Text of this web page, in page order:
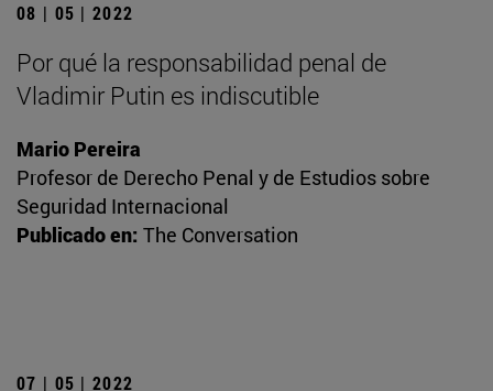
08 | 05 | 2022
Por qué la responsabilidad penal de
Vladimir Putin es indiscutible
Mario Pereira
Profesor de Derecho Penal y de Estudios sobre
Seguridad Internacional
Publicado en: The Conversation
07 | 05 | 2022